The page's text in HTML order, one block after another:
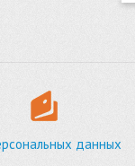
данных